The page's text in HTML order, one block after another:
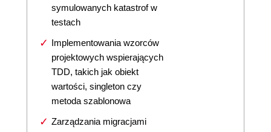
symulowanych katastrof w
testach
Implementowania wzorców
projektowych wspierających
TDD, takich jak obiekt
wartości, singleton czy
metoda szablonowa
Zarządzania migracjami